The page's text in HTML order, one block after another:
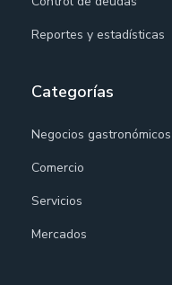
Reportes y estadísticas
Categorías
Negocios gastronómicos
Comercio
Servicios
Mercados